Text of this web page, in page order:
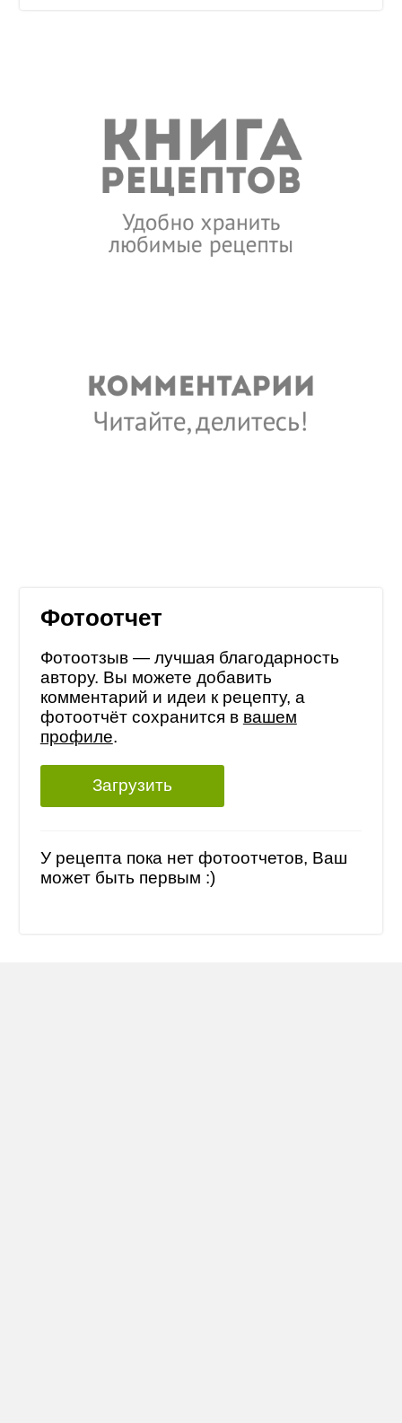
Фотоотчет
Фотоотзыв — лучшая благодарность
автору. Вы можете добавить
комментарий и идеи к рецепту, а
фотоотчёт сохранится в вашем
профиле.
Загрузить
У рецепта пока нет фотоотчетов, Ваш
может быть первым :)